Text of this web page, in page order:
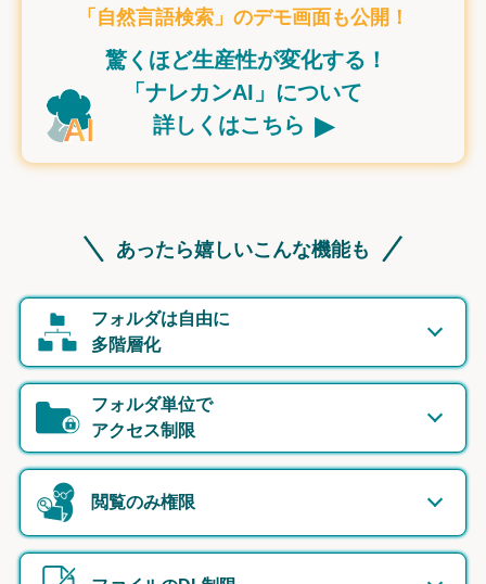
「自然言語検索」のデモ画面も公開！
驚くほど生産性が変化する！
「ナレカンAI」について
詳しくはこちら ▸
あったら嬉しいこんな機能も
フォルダは自由に
多階層化
フォルダ単位で
アクセス制限
閲覧のみ権限